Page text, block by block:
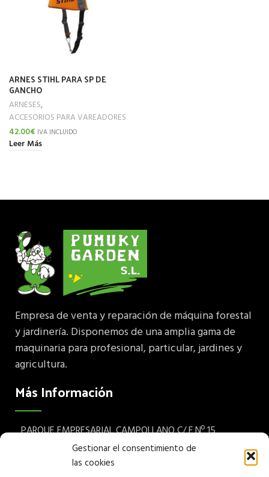
Gestionar el consentimiento de
las cookies
ARNES STIHL PARA SP DE
GANCHO
ARNESES,
ACCESORIOS PARA VAREADORES
42.00€ IVA INCLUIDO
Leer Más
Empresa de venta y reparación de máquina forestal
y jardinería. Disponemos de una amplia gama de
maquinaria para profesional, particular, jardines y
agricultura.
Más Información
PARQUE EMPRESARIAL CAMPOLLANO C/ F Nº 15
Albacete 02007 España
Teléfono: (+34) 967 24 68 72